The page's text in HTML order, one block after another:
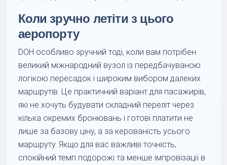
Коли зручно летіти з цього
аеропорту
DOH особливо зручний тоді, коли вам потрібен
великий міжнародний вузол із передбачуваною
логікою пересадок і широким вибором далеких
маршрутів. Це практичний варіант для пасажирів,
які не хочуть будувати складний переліт через
кілька окремих бронювань і готові платити не
лише за базову ціну, а за керованість усього
маршруту. Якщо для вас важливі точність,
спокійний темп подорожі та менше імпровізації в